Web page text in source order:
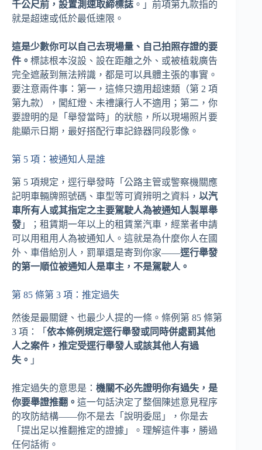
千公尺前，設置測速取締標誌 。」前項第九款指的
就是超速或低於最低速限。
這是少數你可以自己去現場量、自己拍照存證的要
件。 標誌根本沒設、設在距離之外、或被植栽廣告
完全遮蔽到無法辨識，都是可以具體主張的事實。
要注意兩件事：第一，這條只適用超速類（第 2 項
第九款），闖紅燈、未禮讓行人不適用；第二，你
要證明的是「舉發當時」的狀態，所以現場照片要
能顯示日期，最好搭配行車記錄器同段影像。
第 5 項：被通知人是誰
第 5 項規定，逕行舉發時「公路主管或警察機關應
記明車輛牌照號碼、車型等可資辨明之資料， 以汽
車所有人或其指定之主要駕駛人為被通知人製單舉
發 」；租賃期一年以上的租賃業汽車，經業者申請
可以用租用人為被通知人。這就是為什麼你人在國
外、車借給別人，罰單還是寄到你家——逕行舉發
的第一順位被通知人是車主，不是駕駛人。
第 85 條第 3 項：推定過失
然後是最關鍵、也最少人提的一條。條例第 85 條第
3 項：「 依本條例規定逕行舉發或同時併處罰其他
人之案件，推定受逕行舉發人或該其他人有過
失。 」
推定過失的意思是： 機關不必先證明你有過失，是
你要舉證推翻。 這一句話決定了整個陳述意見程序
的攻防結構——你不是去「說明委屈」，你是去
「提出足以推翻推定的證據」。理解這件事，勝過
任何話術。